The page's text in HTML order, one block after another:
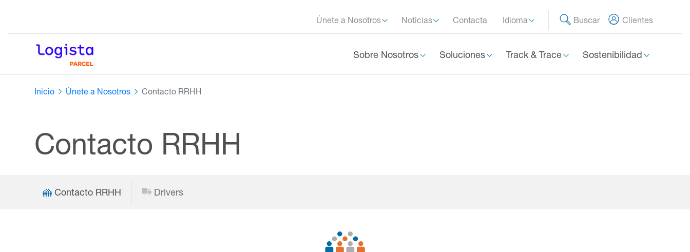
Únete a Nosotros Noticias Contacta Idioma Buscar Clientes
Sobre Nosotros Soluciones Track & Trace Sostenibilidad
Inicio Únete a Nosotros Contacto RRHH
Contacto RRHH
Contacto RRHH Drivers